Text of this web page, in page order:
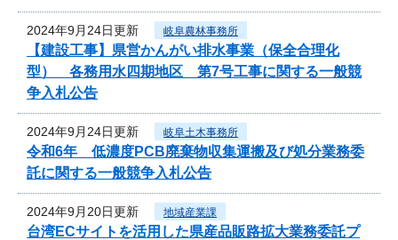
2024年9月24日更新 岐阜農林事務所
【建設工事】県営かんがい排水事業（保全合理化
型） 各務用水四期地区 第7号工事に関する一般競
争入札公告
2024年9月24日更新 岐阜土木事務所
令和6年 低濃度PCB廃棄物収集運搬及び処分業務委
託に関する一般競争入札公告
2024年9月20日更新 地域産業課
台湾ECサイトを活用した県産品販路拡大業務委託プ